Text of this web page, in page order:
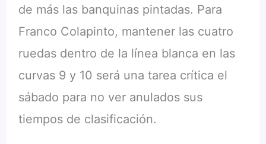
de más las banquinas pintadas. Para
Franco Colapinto, mantener las cuatro
ruedas dentro de la línea blanca en las
curvas 9 y 10 será una tarea crítica el
sábado para no ver anulados sus
tiempos de clasificación.